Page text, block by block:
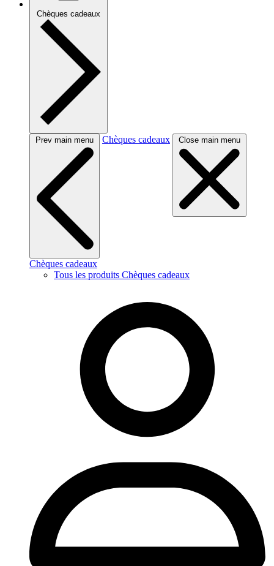
Chèques cadeaux
Prev main menu Chèques cadeaux Close main menu
Chèques cadeaux
Tous les produits Chèques cadeaux